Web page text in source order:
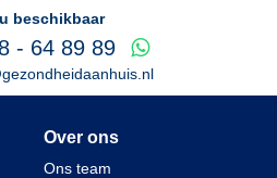
beschikbaar
- 64 89 89
Over ons
Ons team